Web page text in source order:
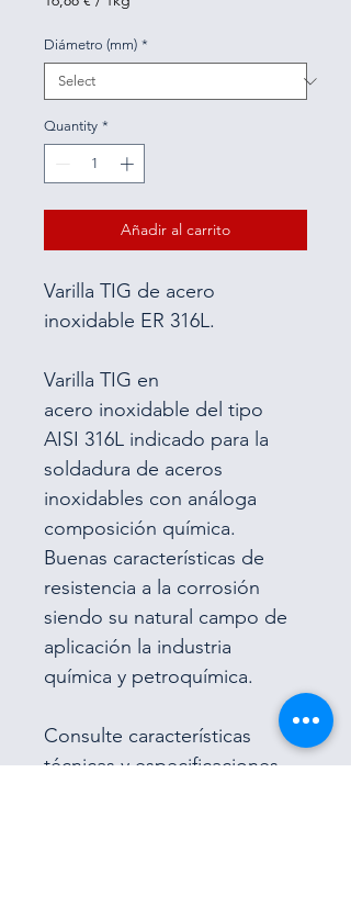
per
1
Kilogram
Diámetro (mm) *
Quantity *
Añadir al carrito
Varilla TIG de acero
inoxidable ER 316L.
Varilla TIG en
acero inoxidable del tipo
AISI 316L indicado para la
soldadura de aceros
inoxidables con análoga
composición química.
Buenas características de
resistencia a la corrosión
siendo su natural campo de
aplicación la industria
química y petroquímica.
Consulte características
técnicas y especificaciones